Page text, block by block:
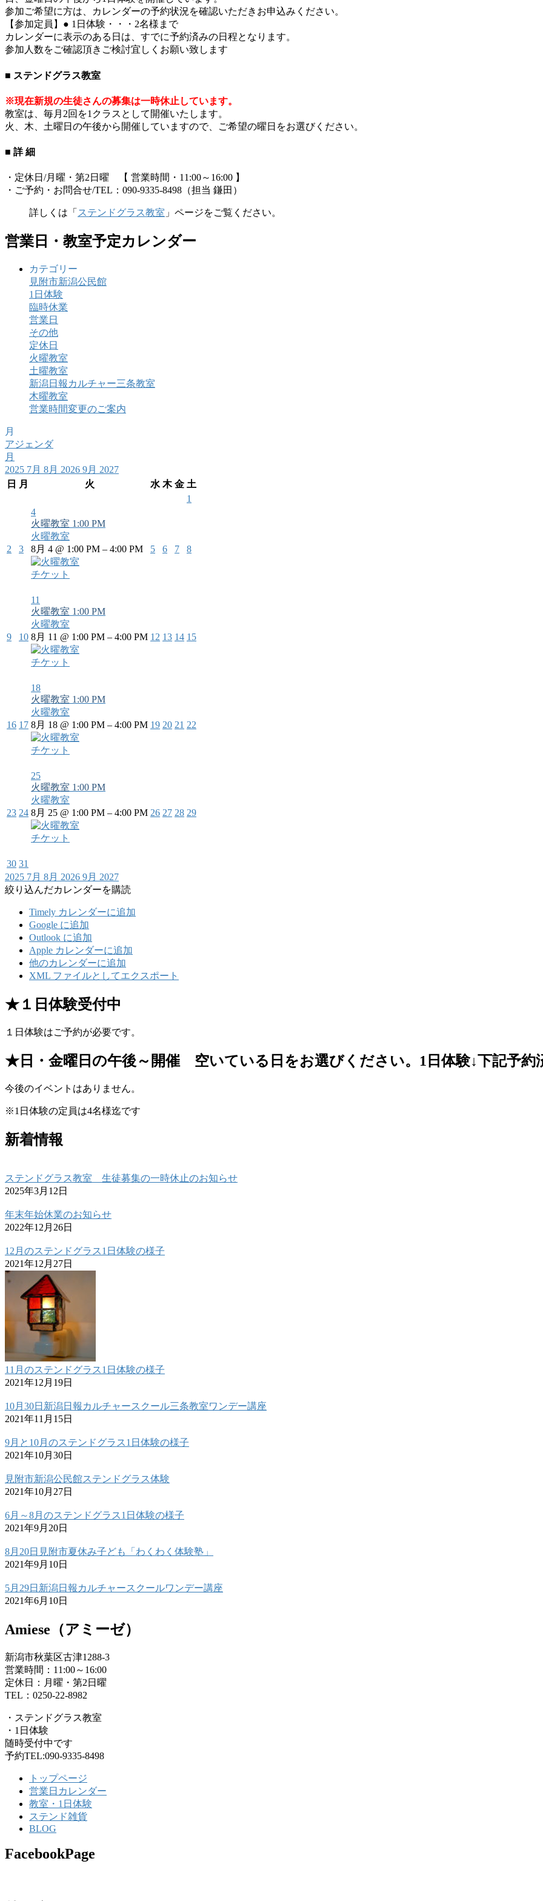
参加ご希望に方は、カレンダーの予約状況を確認いただきお申込みください。
【参加定員】● 1日体験・・・2名様まで
カレンダーに表示のある日は、すでに予約済みの日程となります。
参加人数をご確認頂きご検討宜しくお願い致します
■ ステンドグラス教室
※現在新規の生徒さんの募集は一時休止しています。
教室は、毎月2回を1クラスとして開催いたします。
火、木、土曜日の午後から開催していますので、ご希望の曜日をお選びください。
■ 詳 細
・定休日/月曜・第2日曜 【 営業時間・11:00～16:00 】
・ご予約・お問合せ/TEL：090-9335-8498（担当 鎌田）
詳しくは「 ステンドグラス教室 」ページをご覧ください。
営業日・教室予定カレンダー
カテゴリー
見附市新潟公民館
1日体験
臨時休業
営業日
その他
定休日
火曜教室
土曜教室
新潟日報カルチャー三条教室
木曜教室
営業時間変更のご案内
月
アジェンダ
月
2025 7月 8月 2026 9月 2027
日
月 火 水 木 金 土
1
2 3
4
火曜教室 1:00 PM
火曜教室
8月 4 @ 1:00 PM – 4:00 PM
チケット
5 6 7 8
9 10
11
火曜教室 1:00 PM
火曜教室
8月 11 @ 1:00 PM – 4:00 PM
チケット
12 13 14 15
16 17
18
火曜教室 1:00 PM
火曜教室
8月 18 @ 1:00 PM – 4:00 PM
チケット
19 20 21 22
23 24
25
火曜教室 1:00 PM
火曜教室
8月 25 @ 1:00 PM – 4:00 PM
チケット
26 27 28 29
30 31
2025 7月 8月 2026 9月 2027
絞り込んだカレンダーを購読
Timely カレンダーに追加
Google に追加
Outlook に追加
Apple カレンダーに追加
他のカレンダーに追加
XML ファイルとしてエクスポート
★１日体験受付中
１日体験はご予約が必要です。
★日・金曜日の午後～開催 空いている日をお選びください。1日体験↓下記予約
今後のイベントはありません。
※1日体験の定員は4名様迄です
新着情報
ステンドグラス教室 生徒募集の一時休止のお知らせ
2025年3月12日
年末年始休業のお知らせ
2022年12月26日
12月のステンドグラス1日体験の様子
2021年12月27日
11月のステンドグラス1日体験の様子
2021年12月19日
10月30日新潟日報カルチャースクール三条教室ワンデー講座
2021年11月15日
9月と10月のステンドグラス1日体験の様子
2021年10月30日
見附市新潟公民館ステンドグラス体験
2021年10月27日
6月～8月のステンドグラス1日体験の様子
2021年9月20日
8月20日見附市夏休み子ども「わくわく体験塾」
2021年9月10日
5月29日新潟日報カルチャースクールワンデー講座
2021年6月10日
Amiese（アミーゼ）
新潟市秋葉区古津1288-3
営業時間：11:00～16:00
定休日：月曜・第2日曜
TEL：0250-22-8982
・ステンドグラス教室
・1日体験
随時受付中です
予約TEL:090-9335-8498
トップページ
営業日カレンダー
教室・1日体験
ステンド雑貨
BLOG
FacebookPage